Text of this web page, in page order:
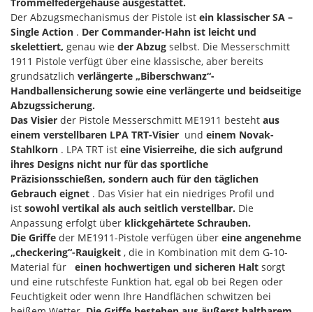
Der Abzugsmechanismus der Pistole ist ein klassischer SA –
Single Action . Der Commander-Hahn ist leicht und
skelettiert, genau wie der Abzug selbst. Die Messerschmitt
1911 Pistole verfügt über eine klassische, aber bereits
grundsätzlich verlängerte „Biberschwanz“-
Handballensicherung sowie eine verlängerte und beidseitige
Abzugssicherung.
Das Visier der Pistole Messerschmitt ME1911 besteht aus
einem verstellbaren LPA TRT-Visier und einem Novak-
Stahlkorn . LPA TRT ist eine Visierreihe, die sich aufgrund
ihres Designs nicht nur für das sportliche
Präzisionsschießen, sondern auch für den täglichen
Gebrauch eignet . Das Visier hat ein niedriges Profil und
ist sowohl vertikal als auch seitlich verstellbar. Die
Anpassung erfolgt über klickgehärtete Schrauben.
Die Griffe der ME1911-Pistole verfügen über eine angenehme
„checkering“-Rauigkeit , die in Kombination mit dem G-10-
Material für einen hochwertigen und sicheren Halt sorgt
und eine rutschfeste Funktion hat, egal ob bei Regen oder
Feuchtigkeit oder wenn Ihre Handflächen schwitzen bei